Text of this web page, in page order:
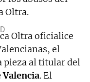
Oltra.
Oltra oficialice
el
pieza al titular del
Valencia. El